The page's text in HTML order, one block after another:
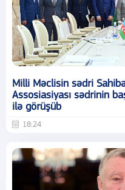
Milli Məclisin sədri
Assosiasiyası sədrinin
ilə görüşüb
18:24